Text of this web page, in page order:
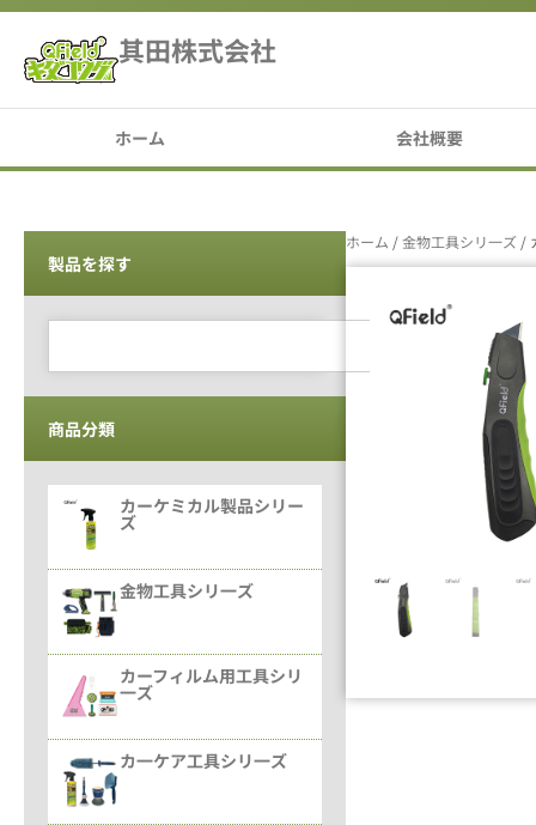
其田株式会社
ホーム 会社概要
製品を探す
商品分類
カーケミカル製品シリー
ズ
金物工具シリ一ズ
カーフィルム用工具シリ
一ズ
カ一ケア工具シリ一ズ
ホーム /金物工具シリ一ズ/